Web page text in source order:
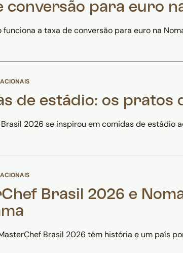
conversão para euro
funciona a taxa de conversão para euro na
de estádio: os pratos
2026 se inspirou em comidas de estádio
Brasil 2026 e
Brasil 2026 têm história e um país